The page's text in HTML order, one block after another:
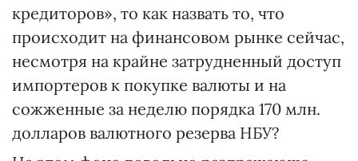
кредиторов», то как назвать то, что
происходит на финансовом рынке сейчас,
несмотря на крайне затрудненный доступ
импортеров к покупке валюты и на
сожженные за неделю порядка 170 млн.
долларов валютного резерва НБУ?